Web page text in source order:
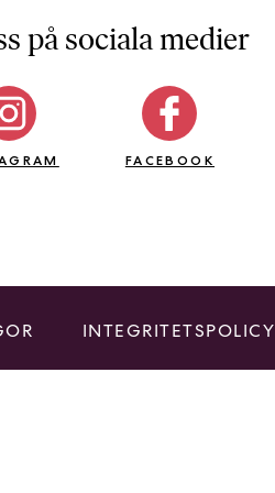
på sociala medier
FACEBOOK
INTEGRITETSPOLICY